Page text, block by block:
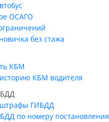
ОСАГО
без стажа
КБМ
КБМ водителя
ГИБДД
по номеру постановления